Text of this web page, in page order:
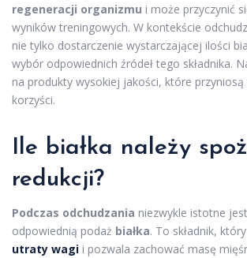
regeneracji organizmu i może przyczynić
wyników treningowych. W kontekście
nie tylko dostarczenie wystarczającej ilości
wybór odpowiednich źródeł tego składnika.
na produkty wysokiej jakości, które
korzyści.
Ile białka należy
redukcji?
Podczas odchudzania niezwykle istotne
odpowiednią podaż białka. To składnik,
utraty wagi i pozwala zachować masę